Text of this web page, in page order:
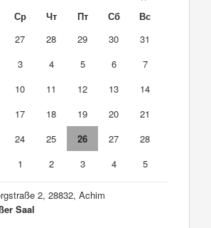
Ср Чт Пт Сб
Вс
27 28 29 30
31
3 4 5 6
7
10 11 12 13
14
17 18 19 20
21
24 25 26 27
28
1 2 3 4 5
2, 28832, Achim
Saal